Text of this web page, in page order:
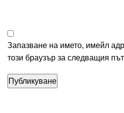
Запазване на името, имейл
този браузър за следващия